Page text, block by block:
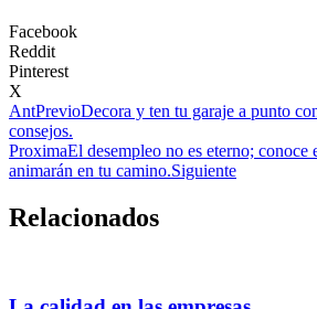
Facebook
Reddit
Pinterest
X
AntPrevioDecora y ten tu garaje a punto
consejos.
ProximaEl desempleo no es eterno; conoce
animarán en tu camino.Siguiente
Relacionados